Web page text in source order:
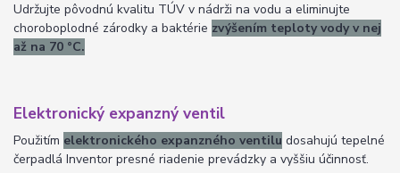
Udržujte pôvodnú kvalitu TÚV v nádrži na vodu a eliminujte
choroboplodné zárodky a baktérie zvýšením teploty vody v nej
až na 70 °C.
Elektronický expanzný ventil
Použitím elektronického expanzného ventilu dosahujú tepelné
čerpadlá Inventor presné riadenie prevádzky a vyššiu účinnosť.